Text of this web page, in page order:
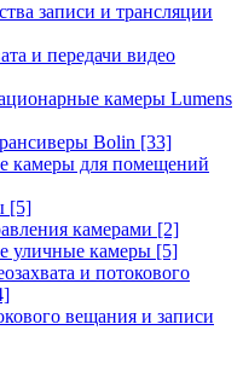
записи и трансляции
и передачи видео
камеры Lumens
Bolin [33]
камеры для помещений
[5]
камерами [2]
уличные камеры [5]
и потокового
вещания и записи